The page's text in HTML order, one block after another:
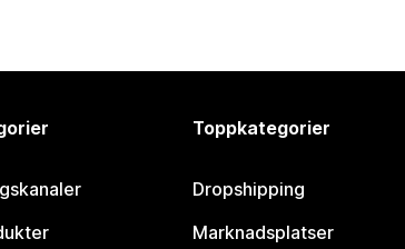
Toppkategorier
Dropshipping
Marknadsplatser